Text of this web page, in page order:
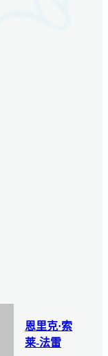
恩里克·索
莱-法雷